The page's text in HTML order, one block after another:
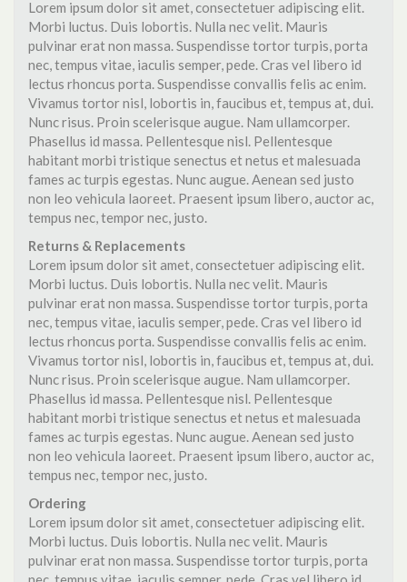
Lorem ipsum dolor sit amet, consectetuer adipiscing elit.
Morbi luctus. Duis lobortis. Nulla nec velit. Mauris
pulvinar erat non massa. Suspendisse tortor turpis, porta
nec, tempus vitae, iaculis semper, pede. Cras vel libero id
lectus rhoncus porta. Suspendisse convallis felis ac enim.
Vivamus tortor nisl, lobortis in, faucibus et, tempus at, dui.
Nunc risus. Proin scelerisque augue. Nam ullamcorper.
Phasellus id massa. Pellentesque nisl. Pellentesque
habitant morbi tristique senectus et netus et malesuada
fames ac turpis egestas. Nunc augue. Aenean sed justo
non leo vehicula laoreet. Praesent ipsum libero, auctor ac,
tempus nec, tempor nec, justo.
Returns & Replacements
Lorem ipsum dolor sit amet, consectetuer adipiscing elit.
Morbi luctus. Duis lobortis. Nulla nec velit. Mauris
pulvinar erat non massa. Suspendisse tortor turpis, porta
nec, tempus vitae, iaculis semper, pede. Cras vel libero id
lectus rhoncus porta. Suspendisse convallis felis ac enim.
Vivamus tortor nisl, lobortis in, faucibus et, tempus at, dui.
Nunc risus. Proin scelerisque augue. Nam ullamcorper.
Phasellus id massa. Pellentesque nisl. Pellentesque
habitant morbi tristique senectus et netus et malesuada
fames ac turpis egestas. Nunc augue. Aenean sed justo
non leo vehicula laoreet. Praesent ipsum libero, auctor ac,
tempus nec, tempor nec, justo.
Ordering
Lorem ipsum dolor sit amet, consectetuer adipiscing elit.
Morbi luctus. Duis lobortis. Nulla nec velit. Mauris
pulvinar erat non massa. Suspendisse tortor turpis, porta